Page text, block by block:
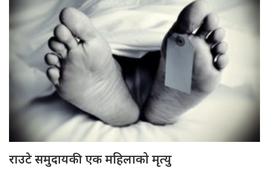
राउटे समुदायकी एक महिलाको मृत्यु